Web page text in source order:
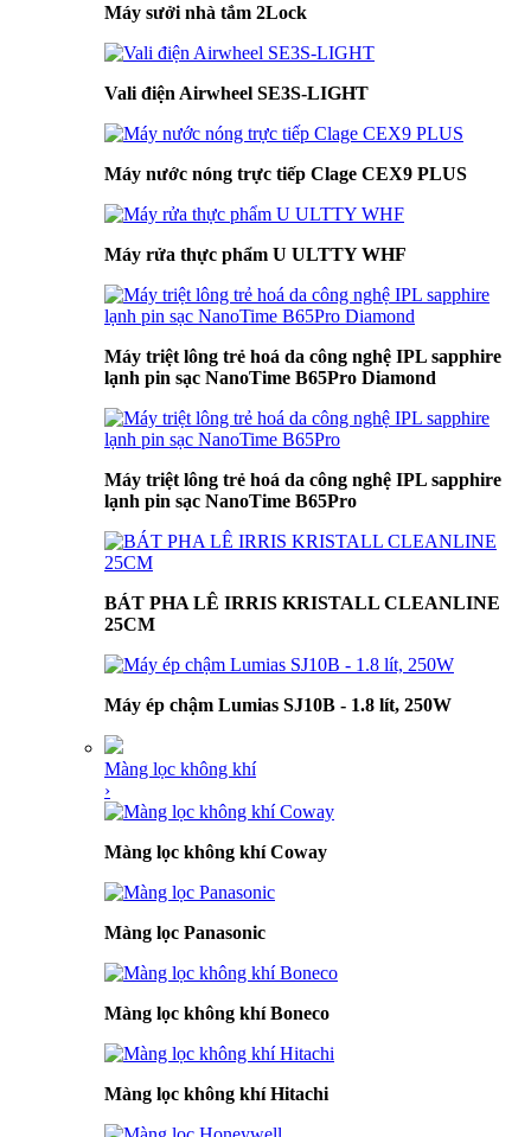
Máy sưởi nhà tắm 2Lock
Vali điện Airwheel SE3S-LIGHT
Máy nước nóng trực tiếp Clage CEX9 PLUS
Máy rửa thực phẩm U ULTTY WHF
Máy triệt lông trẻ hoá da công nghệ IPL sapphire
lạnh pin sạc NanoTime B65Pro Diamond
Máy triệt lông trẻ hoá da công nghệ IPL sapphire
lạnh pin sạc NanoTime B65Pro
BÁT PHA LÊ IRRIS KRISTALL CLEANLINE
25CM
Máy ép chậm Lumias SJ10B - 1.8 lít, 250W
Màng lọc không khí
›
Màng lọc không khí Coway
Màng lọc Panasonic
Màng lọc không khí Boneco
Màng lọc không khí Hitachi